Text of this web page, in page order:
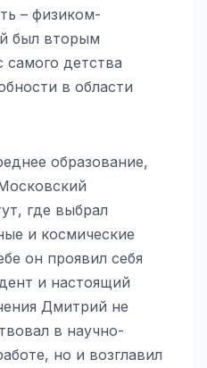
– физиком-
был вторым
самого детства
в области
образование,
где выбрал
и космические
он проявил себя
и настоящий
Дмитрий не
в научно-
но и возглавил